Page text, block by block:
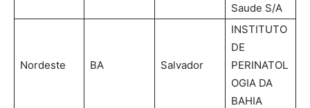
Saude S/A
Nordeste BA Salvador
INSTITUTO
DE
PERINATOL
OGIA DA
BAHIA